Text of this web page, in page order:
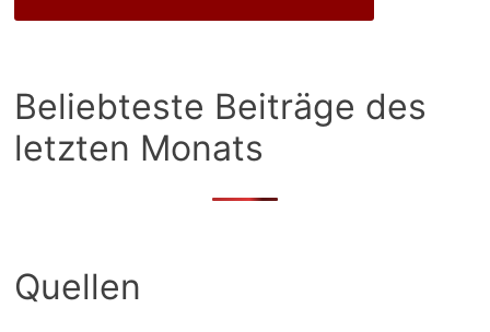
Beliebteste Beiträge des
letzten Monats
Quellen